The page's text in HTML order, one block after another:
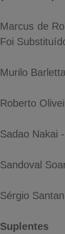
Marcus de
Foi
Murilo
Roberto
Sadao Nakai
Sandoval
Sérgio
Suplentes